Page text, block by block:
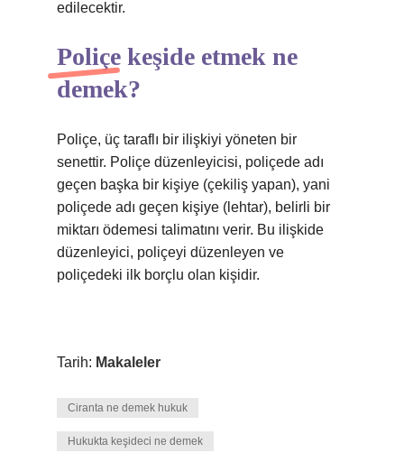
edilecektir.
Poliçe keşide etmek ne
demek?
Poliçe, üç taraflı bir ilişkiyi yöneten bir
senettir. Poliçe düzenleyicisi, poliçede adı
geçen başka bir kişiye (çekiliş yapan), yani
poliçede adı geçen kişiye (lehtar), belirli bir
miktarı ödemesi talimatını verir. Bu ilişkide
düzenleyici, poliçeyi düzenleyen ve
poliçedeki ilk borçlu olan kişidir.
Tarih: Makaleler
Ciranta ne demek hukuk
Hukukta keşideci ne demek